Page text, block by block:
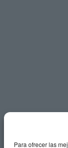
Para ofrecer las